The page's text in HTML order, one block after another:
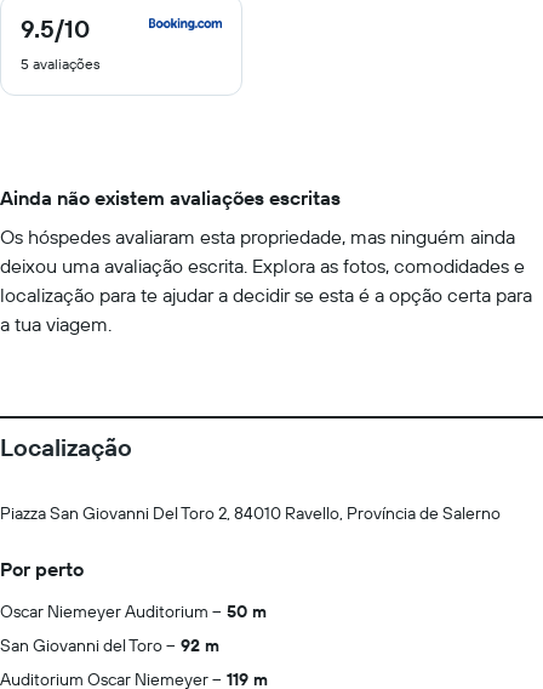
9.5/10
9.5
10
5 avaliações
Ainda não existem avaliações escritas
Os hóspedes avaliaram esta propriedade, mas ninguém ainda
deixou uma avaliação escrita. Explora as fotos, comodidades e
localização para te ajudar a decidir se esta é a opção certa para
a tua viagem.
Localização
Piazza San Giovanni Del Toro 2, 84010 Ravello, Província de Salerno
Por perto
Oscar Niemeyer Auditorium
50 m
San Giovanni del Toro
92 m
Auditorium Oscar Niemeyer
119 m